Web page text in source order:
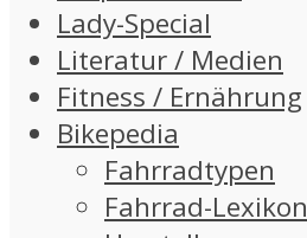
Lady-Special
Literatur / Medien
Fitness / Ernährung
Bikepedia
Fahrradtypen
Fahrrad-Lexikon